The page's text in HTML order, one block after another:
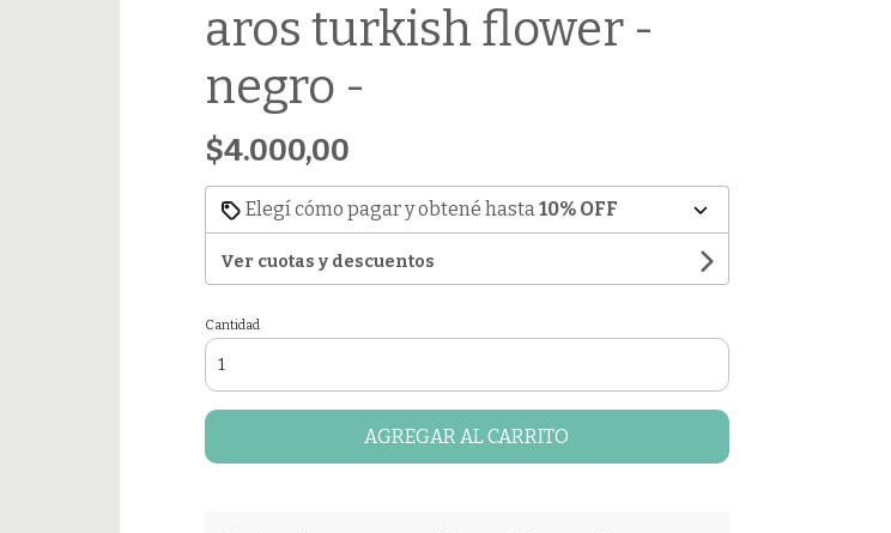
aros turkish flower -
negro -
$4.000,00
Elegí cómo pagar y obtené hasta10% OFF
Ver cuotas y descuentos
Cantidad
AGREGAR AL CARRITO